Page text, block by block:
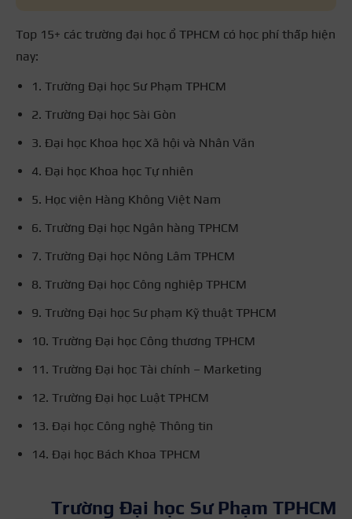
Top 15+ các trường đại học ổ TPHCM có học phí thấp hiện
nay:
1. Trường Đại học Sư Phạm TPHCM
2. Trường Đại học Sài Gòn
3. Đại học Khoa học Xã hội và Nhân Văn
4. Đại học Khoa học Tự nhiên
5. Học viện Hàng Không Việt Nam
6. Trường Đại học Ngân hàng TPHCM
7. Trường Đại học Nông Lâm TPHCM
8. Trường Đại học Công nghiệp TPHCM
9. Trường Đại học Sư phạm Kỹ thuật TPHCM
10. Trường Đại học Công thương TPHCM
11. Trường Đại học Tài chính – Marketing
12. Trường Đại học Luật TPHCM
13. Đại học Công nghệ Thông tin
14. Đại học Bách Khoa TPHCM
Trường Đại học Sư Phạm TPHCM